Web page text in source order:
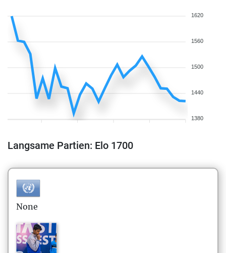
1620
1560
1500
1440
1380
Langsame Partien: Elo 1700
None